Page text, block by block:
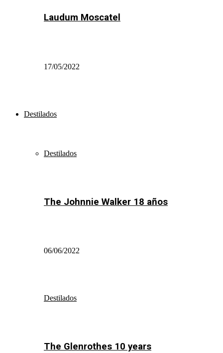
Laudum Moscatel
17/05/2022
Destilados
Destilados
The Johnnie Walker 18 años
06/06/2022
Destilados
The Glenrothes 10 years